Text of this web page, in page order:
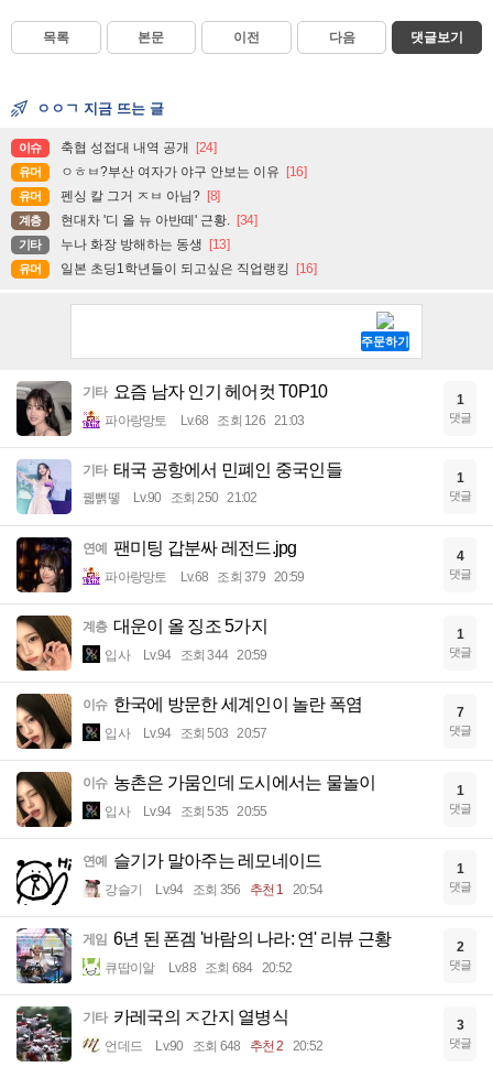
목록 본문 이전 다음 댓글보기
ㅇㅇㄱ 지금 뜨는 글
이슈 축협 성접대 내역 공개 [24]
유머 ㅇㅎㅂ?부산 여자가 야구 안보는 이유 [16]
유머 펜싱 칼 그거 ㅈㅂ 아님? [8]
계층 현대차 '디 올 뉴 아반떼' 근황. [34]
기타 누나 화장 방해하는 동생 [13]
유머 일본 초딩1학년들이 되고싶은 직업랭킹 [16]
기타 요즘 남자 인기 헤어컷 T0P10
파아랑망토 Lv.68 조회 126 21:03
1
댓글
기타 태국 공항에서 민폐인 중국인들
꿻뻵뗗 Lv.90 조회 250 21:02
1
댓글
연예 팬미팅 갑분싸 레전드.jpg
파아랑망토 Lv.68 조회 379 20:59
4
댓글
계층 대운이 올 징조 5가지
입사 Lv.94 조회 344 20:59
1
댓글
이슈 한국에 방문한 세계인이 놀란 폭염
입사 Lv.94 조회 503 20:57
7
댓글
이슈 농촌은 가뭄인데 도시에서는 물놀이
입사 Lv.94 조회 535 20:55
1
댓글
연예 슬기가 말아주는 레모네이드
강슬기 Lv.94 조회 356 추천 1 20:54
1
댓글
게임 6년 된 폰겜 '바람의 나라: 연' 리뷰 근황
큐땁이알 Lv.88 조회 684 20:52
2
댓글
기타 카레국의 ㅈ간지 열병식
언데드 Lv.90 조회 648 추천 2 20:52
3
댓글